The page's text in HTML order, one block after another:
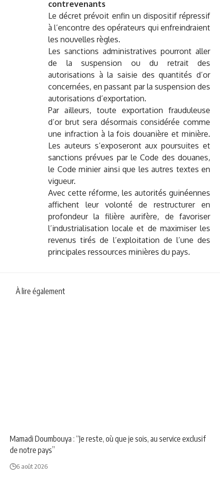
contrevenants
Le décret prévoit enfin un dispositif répressif
à l’encontre des opérateurs qui enfreindraient
les nouvelles règles.
Les sanctions administratives pourront aller
de la suspension ou du retrait des
autorisations à la saisie des quantités d’or
concernées, en passant par la suspension des
autorisations d’exportation.
Par ailleurs, toute exportation frauduleuse
d’or brut sera désormais considérée comme
une infraction à la fois douanière et minière.
Les auteurs s’exposeront aux poursuites et
sanctions prévues par le Code des douanes,
le Code minier ainsi que les autres textes en
vigueur.
Avec cette réforme, les autorités guinéennes
affichent leur volonté de restructurer en
profondeur la filière aurifère, de favoriser
l’industrialisation locale et de maximiser les
revenus tirés de l’exploitation de l’une des
principales ressources minières du pays.
À lire également
Mamadi Doumbouya : “Je reste, où que je sois, au service exclusif
de notre pays”
6 août 2026